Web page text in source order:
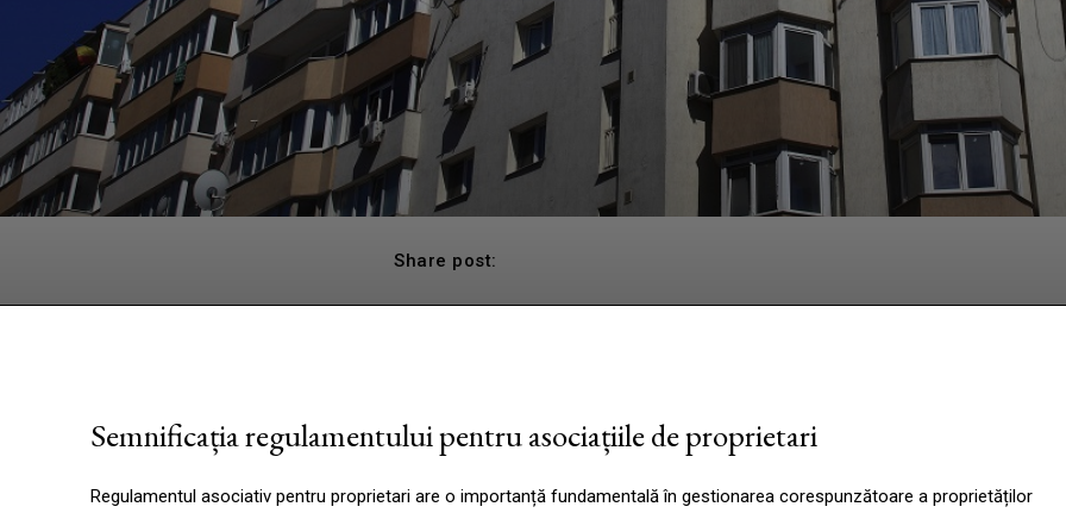
Share post:
Semnificația regulamentului pentru asociațiile de proprietari
Regulamentul asociativ pentru proprietari are o importanță fundamentală în gestionarea corespunzătoare a proprietăților